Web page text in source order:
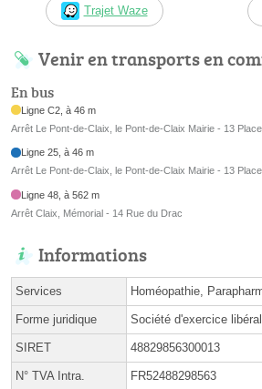
Trajet Waze
Venir en transports en
En bus
Ligne C2, à 46 m
Arrêt Le Pont-de-Claix, le Pont-de-Claix Mairie - 13
Ligne 25, à 46 m
Arrêt Le Pont-de-Claix, le Pont-de-Claix Mairie - 13
Ligne 48, à 562 m
Arrêt Claix, Mémorial - 14 Rue du Drac
Informations
Services Homéopathie,
Forme juridique Société d'exercice
SIRET 48829856300013
N° TVA Intra. FR52488298563